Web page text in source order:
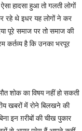
हादसा हुआ तो गलती लोगों
रहे थे इधर यह लोगों ने कर
पूरे समाज पर तो समाज की
कर्तव्य है कि उनका भरपूर
शोक का विषय नहीं हो सकती
खबरों में रोने बिलखने की
इन ग़रीबों की चीख पुकार